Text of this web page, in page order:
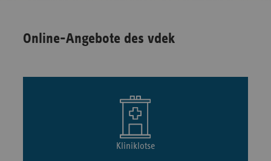
Online-Angebote des vdek
Kliniklotse